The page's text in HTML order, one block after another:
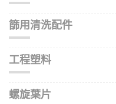
篩用清洗配件
工程塑料
螺旋葉片